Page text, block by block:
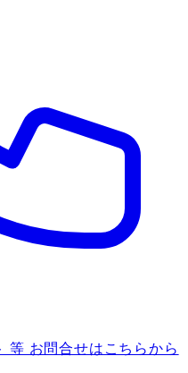
等 お問合せはこちらから